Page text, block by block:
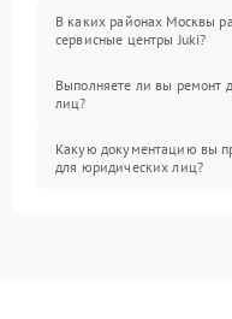
В каких районах Москвы
сервисные центры Juki?
Выполняете ли вы ремонт
лиц?
Какую документацию вы
для юридических лиц?